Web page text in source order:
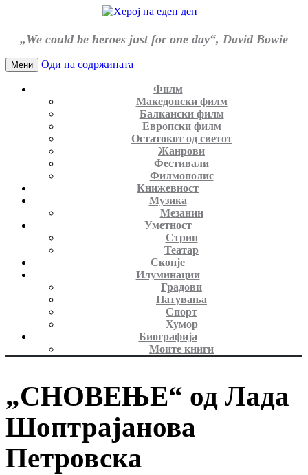
„We could be heroes just for one day“, David Bowie
Мени Оди на содржината
Филм
Македонски филм
Балкански филм
Европски филм
Остатокот од светот
Жанрови
Фестивали
Филмополис
Книжевност
Музика
Мезанин
Уметност
Стрип
Театар
Скопје
Илуминации
Градови
Патувања
Спорт
Хумор
Биографија
Моите книги
„СНОВЕЊЕ“ од Лада
Шоптрајанова
Петровска